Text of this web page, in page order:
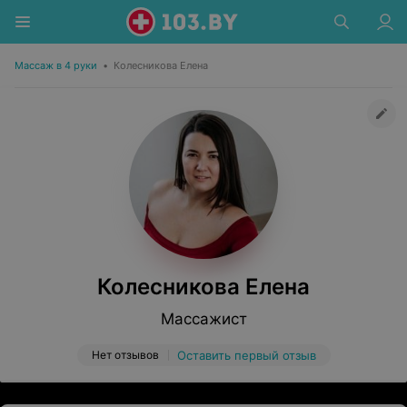
Массаж в 4 руки • Колесникова Елена
Колесникова Елена
Массажист
Нет отзывов Оставить первый отзыв